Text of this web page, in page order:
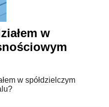
w
w spółdzielczym